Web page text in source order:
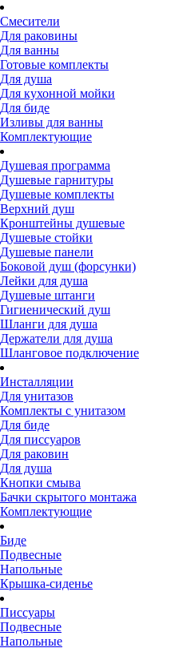
Смесители
Для раковины
Для ванны
Готовые комплекты
Для душа
Для кухонной мойки
Для биде
Изливы для ванны
Комплектующие
Душевая программа
Душевые гарнитуры
Душевые комплекты
Верхний душ
Кронштейны душевые
Душевые стойки
Душевые панели
Боковой душ (форсунки)
Лейки для душа
Душевые штанги
Гигиенический душ
Шланги для душа
Держатели для душа
Шланговое подключение
Инсталляции
Для унитазов
Комплекты с унитазом
Для биде
Для писсуаров
Для раковин
Для душа
Кнопки смыва
Бачки скрытого монтажа
Комплектующие
Биде
Подвесные
Напольные
Крышка-сиденье
Писсуары
Подвесные
Напольные